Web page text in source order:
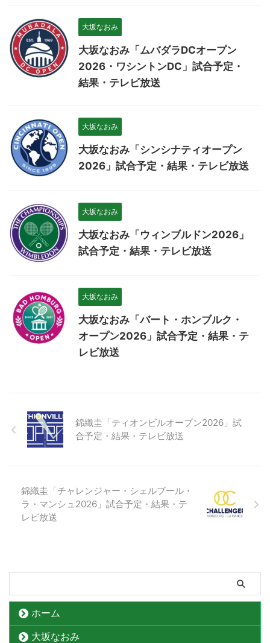
大坂なおみ
大坂なおみ「ムバダラDCオープン
2026・ワシントンDC」試合予定・
結果・テレビ放送
大坂なおみ
大坂なおみ「シンシナティオープン
2026」試合予定・結果・テレビ放送
大坂なおみ
大坂なおみ「ウィンブルドン2026」
試合予定・結果・テレビ放送
大坂なおみ
大坂なおみ「バート・ホンブルク・
オープン2026」試合予定・結果・テ
レビ放送
錦織圭「ティオンビルオープン2026」試
合予定・結果・テレビ放送
錦織圭「チャレンジャー・シェルブール・
ラ・マンシュ2026」試合予定・結果・テ
レビ放送
ホーム
大坂なおみ